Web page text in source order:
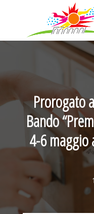
Prorogato
Bando
4-6 maggio